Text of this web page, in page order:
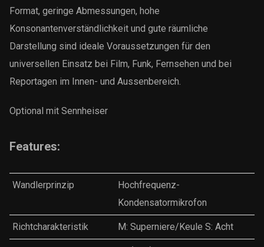
Format, geringe Abmessungen, hohe
Konsonantenverständlichkeit und gute räumliche
Darstellung sind ideale Voraussetzungen für den
universellen Einsatz bei Film, Funk, Fernsehen und bei
Reportagen im Innen- und Aussenbereich.
Optional mit Sennheiser
Features:
Wandlerprinzip
Hochfrequenz-
Kondensatormikrofon
Richtcharakteristik M: Superniere/Keule S: Acht